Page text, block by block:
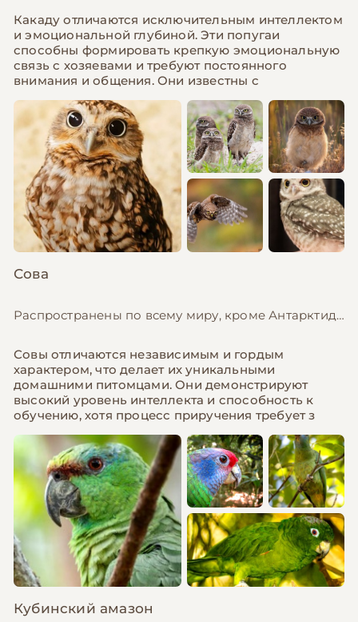
Какаду отличаются исключительным интеллектом
и эмоциональной глубиной. Эти попугаи
способны формировать крепкую эмоциональную
связь с хозяевами и требуют постоянного
внимания и общения. Они известны с
Сова
Распространены по всему миру, кроме Антарктиды, 15-75 см (в зависимости от вида)
Совы отличаются независимым и гордым
характером, что делает их уникальными
домашними питомцами. Они демонстрируют
высокий уровень интеллекта и способность к
обучению, хотя процесс приручения требует з
Кубинский амазон